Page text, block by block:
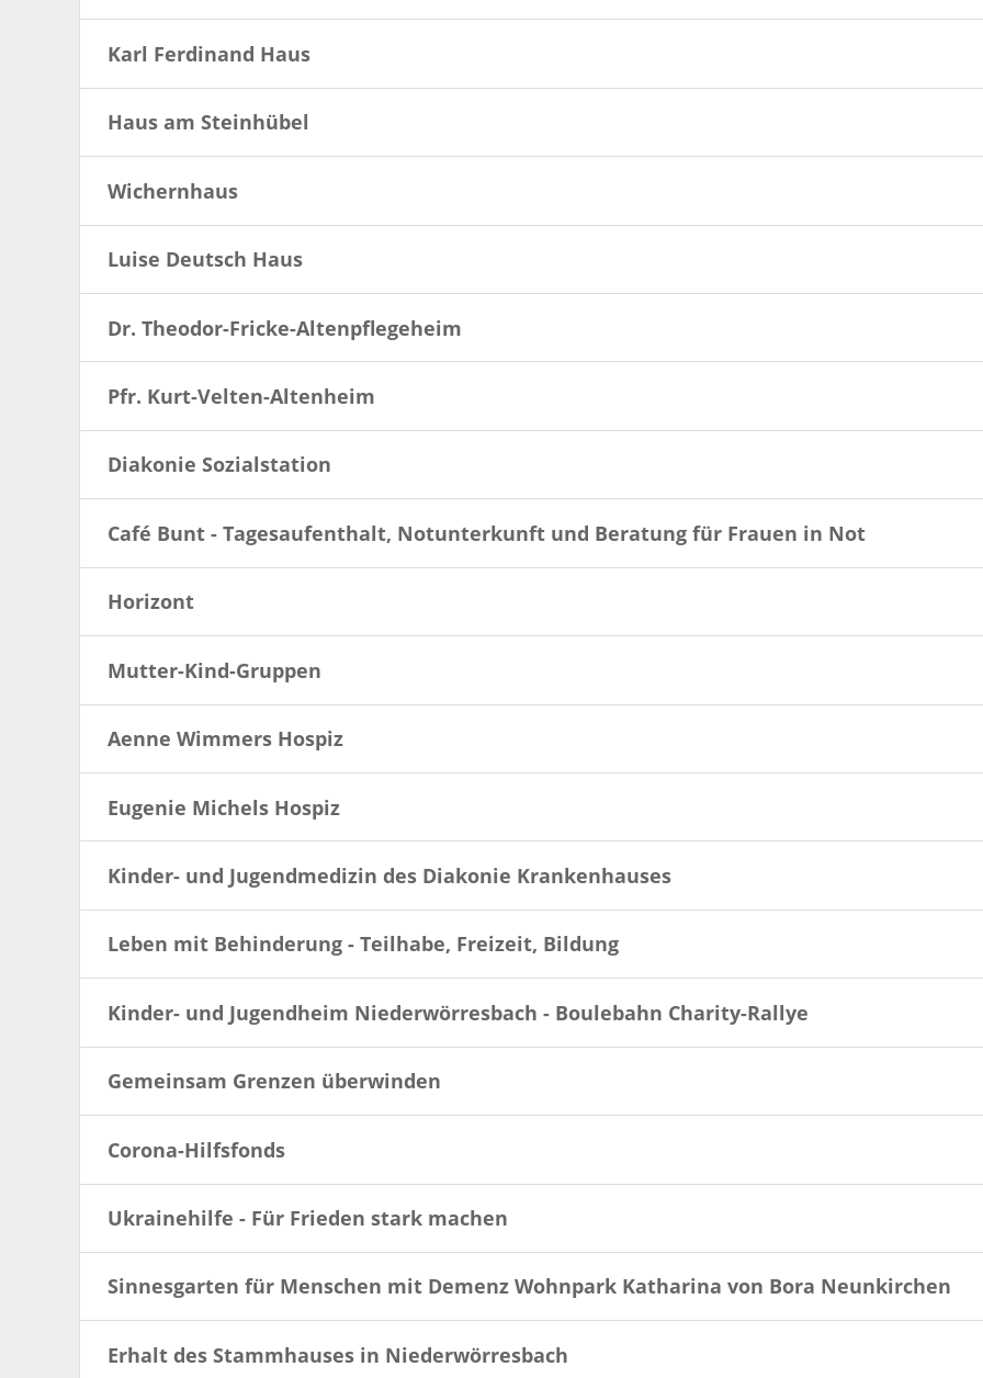
Karl Ferdinand Haus
Haus am Steinhübel
Wichernhaus
Luise Deutsch Haus
Dr. Theodor-Fricke-Altenpflegeheim
Pfr. Kurt-Velten-Altenheim
Diakonie Sozialstation
Café Bunt - Tagesaufenthalt, Notunterkunft und Beratung für Frauen in Not
Horizont
Mutter-Kind-Gruppen
Aenne Wimmers Hospiz
Eugenie Michels Hospiz
Kinder- und Jugendmedizin des Diakonie Krankenhauses
Leben mit Behinderung - Teilhabe, Freizeit, Bildung
Kinder- und Jugendheim Niederwörresbach - Boulebahn Charity-Rallye
Gemeinsam Grenzen überwinden
Corona-Hilfsfonds
Ukrainehilfe - Für Frieden stark machen
Sinnesgarten für Menschen mit Demenz Wohnpark Katharina von Bora Neunkirchen
Erhalt des Stammhauses in Niederwörresbach